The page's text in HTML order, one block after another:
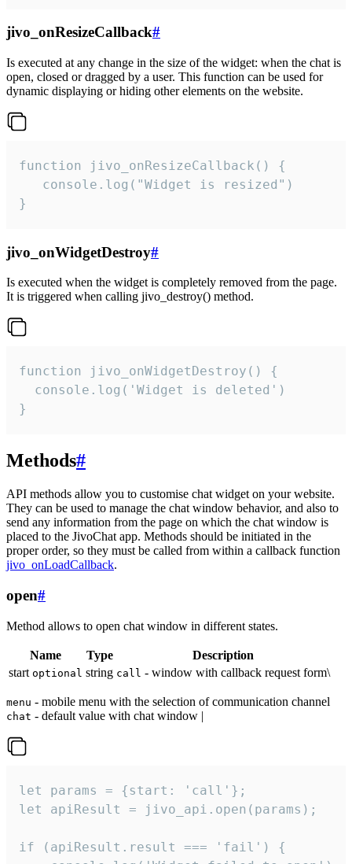
jivo_onResizeCallback#
Is executed at any change in the size of the widget: when the chat is
open, closed or dragged by a user. This function can be used for
dynamic displaying or hiding other elements on the website.
function jivo_onResizeCallback() {
   console.log("Widget is resized")
}
jivo_onWidgetDestroy#
Is executed when the widget is completely removed from the page.
It is triggered when calling jivo_destroy() method.
function jivo_onWidgetDestroy() {
  console.log('Widget is deleted')
}
Methods#
API methods allow you to customise chat widget on your website.
They can be used to manage the chat window behavior, and also to
send any information from the page on which the chat window is
placed to the JivoChat app. Methods should be initiated in the
proper order, so they must be called from within a callback function
jivo_onLoadCallback.
open#
Method allows to open chat window in different states.
Name Type
Description
start optional string call - window with callback request form\
menu - mobile menu with the selection of communication channel
chat - default value with chat window |
let params = {start: 'call'};
let apiResult = jivo_api.open(params);
if (apiResult.result === 'fail') {